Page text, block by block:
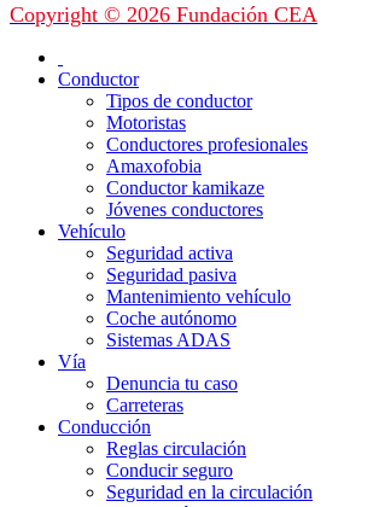
Copyright © 2026 Fundación CEA
Conductor
Tipos de conductor
Motoristas
Conductores profesionales
Amaxofobia
Conductor kamikaze
Jóvenes conductores
Vehículo
Seguridad activa
Seguridad pasiva
Mantenimiento vehículo
Coche autónomo
Sistemas ADAS
Vía
Denuncia tu caso
Carreteras
Conducción
Reglas circulación
Conducir seguro
Seguridad en la circulación